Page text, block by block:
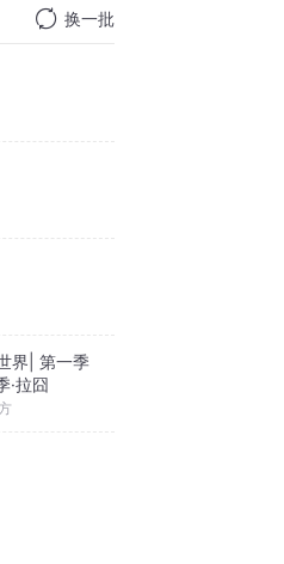
换一批
界| 第一季
·拉囧